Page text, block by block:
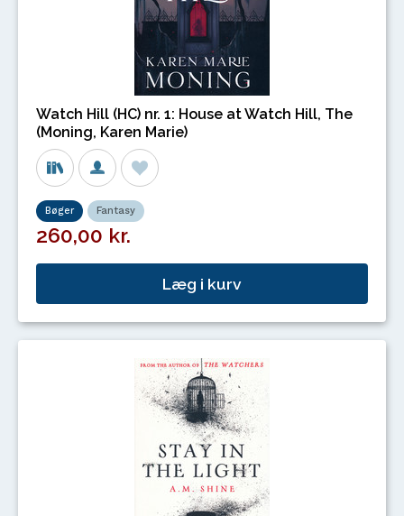
Watch Hill (HC) nr. 1: House at Watch Hill, The
(Moning, Karen Marie)
Bøger Fantasy
260,00 kr.
Læg i kurv